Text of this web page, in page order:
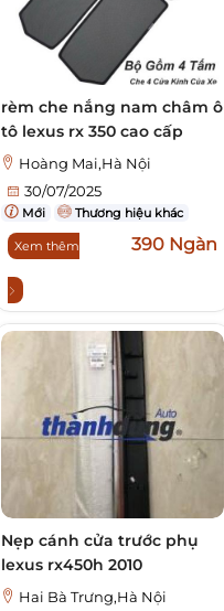
rèm che nắng nam châm ô
tô lexus rx 350 cao cấp
Hoàng Mai,Hà Nội
30/07/2025
Mới Thương hiệu khác
Xem thêm 390 Ngàn
Nẹp cánh cửa trước phụ
lexus rx450h 2010
Hai Bà Trưng,Hà Nội